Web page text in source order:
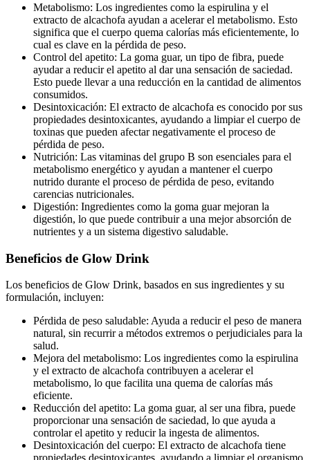
Metabolismo: Los ingredientes como la espirulina y el
extracto de alcachofa ayudan a acelerar el metabolismo. Esto
significa que el cuerpo quema calorías más eficientemente, lo
cual es clave en la pérdida de peso.
Control del apetito: La goma guar, un tipo de fibra, puede
ayudar a reducir el apetito al dar una sensación de saciedad.
Esto puede llevar a una reducción en la cantidad de alimentos
consumidos.
Desintoxicación: El extracto de alcachofa es conocido por sus
propiedades desintoxicantes, ayudando a limpiar el cuerpo de
toxinas que pueden afectar negativamente el proceso de
pérdida de peso.
Nutrición: Las vitaminas del grupo B son esenciales para el
metabolismo energético y ayudan a mantener el cuerpo
nutrido durante el proceso de pérdida de peso, evitando
carencias nutricionales.
Digestión: Ingredientes como la goma guar mejoran la
digestión, lo que puede contribuir a una mejor absorción de
nutrientes y a un sistema digestivo saludable.
Beneficios de Glow Drink
Los beneficios de Glow Drink, basados en sus ingredientes y su
formulación, incluyen:
Pérdida de peso saludable: Ayuda a reducir el peso de manera
natural, sin recurrir a métodos extremos o perjudiciales para la
salud.
Mejora del metabolismo: Los ingredientes como la espirulina
y el extracto de alcachofa contribuyen a acelerar el
metabolismo, lo que facilita una quema de calorías más
eficiente.
Reducción del apetito: La goma guar, al ser una fibra, puede
proporcionar una sensación de saciedad, lo que ayuda a
controlar el apetito y reducir la ingesta de alimentos.
Desintoxicación del cuerpo: El extracto de alcachofa tiene